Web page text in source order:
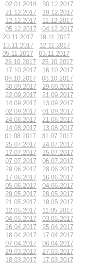
02.01.2018
30.12.2017
21.12.2017
19.12.2017
12.12.2017
11.12.2017
05.12.2017
04.12.2017
20.11.2017
19.11.2017
13.11.2017
12.11.2017
05.11.2017
03.11.2017
26.10.2017
25.10.2017
17.10.2017
16.10.2017
09.10.2017
08.10.2017
30.09.2017
29.09.2017
22.09.2017
21.09.2017
14.09.2017
13.09.2017
02.09.2017
01.09.2017
24.08.2017
21.08.2017
14.08.2017
13.08.2017
01.08.2017
31.07.2017
25.07.2017
24.07.2017
17.07.2017
15.07.2017
07.07.2017
06.07.2017
29.06.2017
28.06.2017
17.06.2017
16.06.2017
05.06.2017
04.06.2017
29.05.2017
28.05.2017
21.05.2017
19.05.2017
12.05.2017
11.05.2017
04.05.2017
03.05.2017
26.04.2017
25.04.2017
18.04.2017
17.04.2017
07.04.2017
06.04.2017
29.03.2017
27.03.2017
18.03.2017
17.03.2017